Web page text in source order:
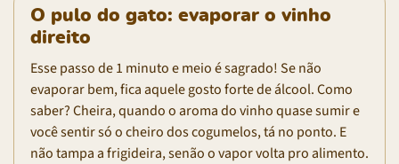
O pulo do gato: evaporar o vinho
direito
Esse passo de 1 minuto e meio é sagrado! Se não
evaporar bem, fica aquele gosto forte de álcool. Como
saber? Cheira, quando o aroma do vinho quase sumir e
você sentir só o cheiro dos cogumelos, tá no ponto. E
não tampa a frigideira, senão o vapor volta pro alimento.